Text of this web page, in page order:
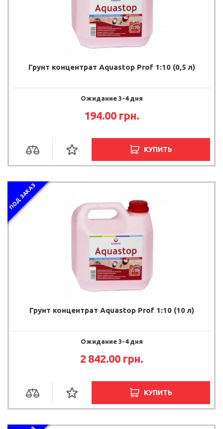
Грунт концентрат Aquastop Prof 1:10 (0,5 л)
Ожидание 3-4 дня
194.00 грн.
КУПИТЬ
ПОД ЗАКАЗ
Грунт концентрат Aquastop Prof 1:10 (10 л)
Ожидание 3-4 дня
2 842.00 грн.
КУПИТЬ